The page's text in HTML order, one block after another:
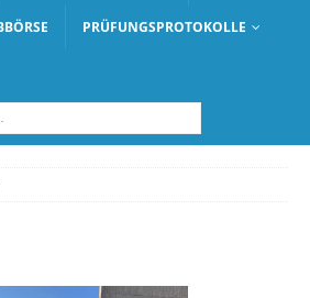
PRÜFUNGSPROTOKOLLE